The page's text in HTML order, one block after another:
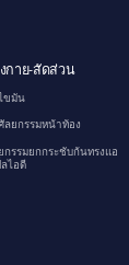
กาย-สัดส่วน
ขมัน
ลยกรรมหน้าท้อง
กรรมยกกระชับก้นทรงแอ
ลไอดี